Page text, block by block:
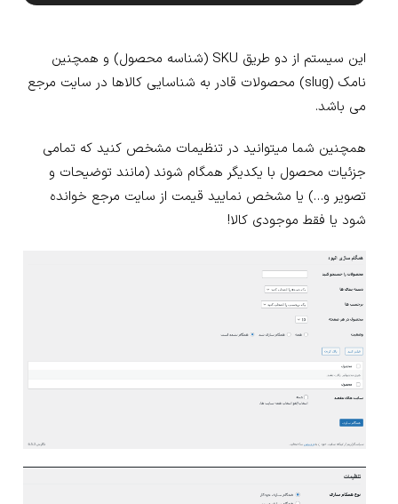
این سیستم از دو طریق SKU (شناسه محصول) و همچنین
نامک (slug) محصولات قادر به شناسایی کالاها در سایت مرجع
می باشد.
همچنین شما میتوانید در تنظیمات مشخص کنید که تمامی
جزئیات محصول با یکدیگر همگام شوند (مانند توضیحات و
تصویر و…) یا مشخص نمایید قیمت از سایت مرجع خوانده
شود یا فقط موجودی کالا!